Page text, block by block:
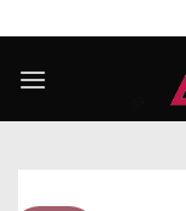
al
contenido